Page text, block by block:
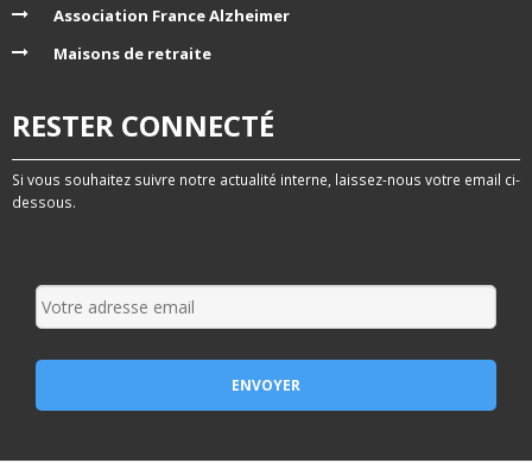
Association France Alzheimer
Maisons de retraite
RESTER CONNECTÉ
Si vous souhaitez suivre notre actualité interne, laissez-nous votre email ci-
dessous.